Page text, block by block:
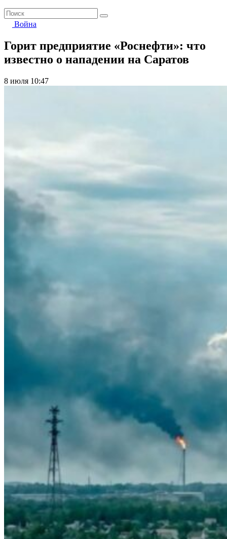
Война
Горит предприятие «Роснефти»: что
известно о нападении на Саратов
8 июля 10:47